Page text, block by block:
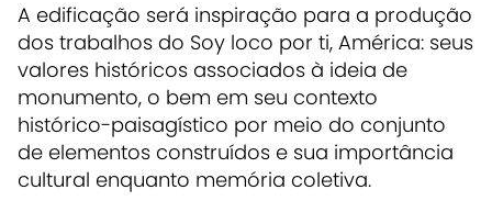
A edificação será inspiração para a produção
dos trabalhos do Soy loco por ti, América: seus
valores históricos associados à ideia de
monumento, o bem em seu contexto
histórico-paisagístico por meio do conjunto
de elementos construídos e sua importância
cultural enquanto memória coletiva.